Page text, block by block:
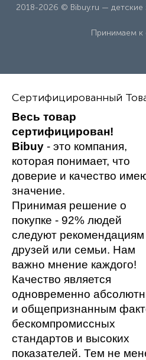
2018-2026 © Bibuy.ru — детские
Принимаем к
Сертифицированный
Весь товар
сертифицирован!
Bibuy - это компания,
которая понимает, что
доверие и качество
значение.
Принимая решение о
покупке - 92% людей
следуют рекомендациям
друзей или семьи. Нам
важно мнение каждого!
Качество является
одновременно
и общепризнанным
бескомпромиссных
стандартов и высоких
показателей. Тем не